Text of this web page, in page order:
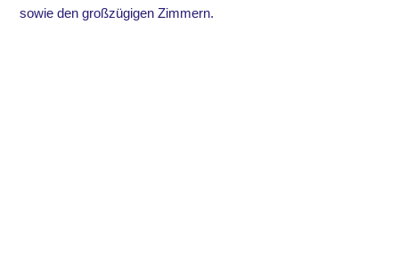
sowie den großzügigen Zimmern.